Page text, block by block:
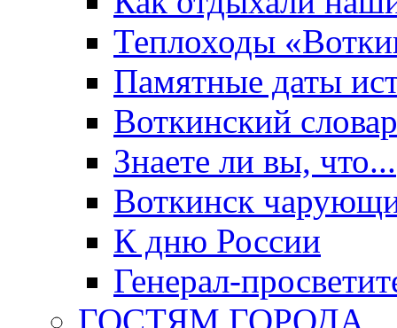
Теплоходы
Памятные даты
Воткинский
Знаете ли вы, что...
Воткинск
К дню России
Генерал-